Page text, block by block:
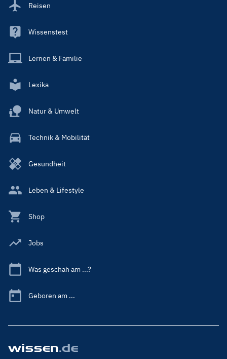
Reisen
Wissenstest
Lernen & Familie
Lexika
Natur & Umwelt
Technik & Mobilität
Gesundheit
Leben & Lifestyle
Shop
Jobs
Was geschah am ...?
Geboren am ...